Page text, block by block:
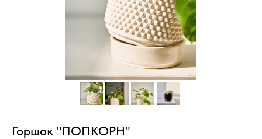
Горшок "ПОПКОРН"